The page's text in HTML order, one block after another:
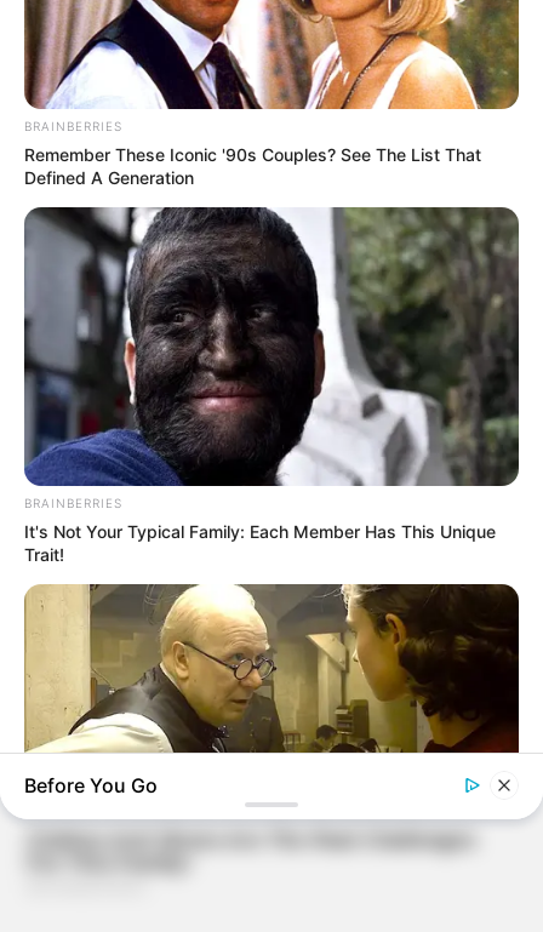
BRAINBERRIES
Remember These Iconic '90s Couples? See The List That
Defined A Generation
BRAINBERRIES
It's Not Your Typical Family: Each Member Has This Unique
Trait!
Before You Go